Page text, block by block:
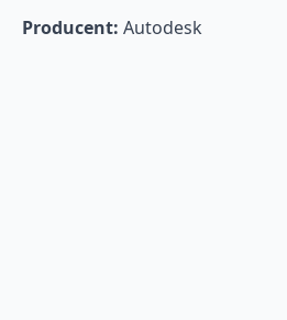
Producent: Autodesk